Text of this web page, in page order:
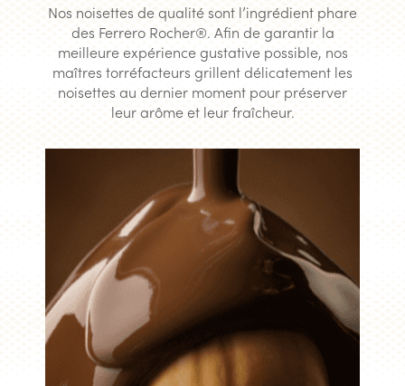
Nos noisettes de qualité sont l’ingrédient phare
des Ferrero Rocher®. Afin de garantir la
meilleure expérience gustative possible, nos
maîtres torréfacteurs grillent délicatement les
noisettes au dernier moment pour préserver
leur arôme et leur fraîcheur.